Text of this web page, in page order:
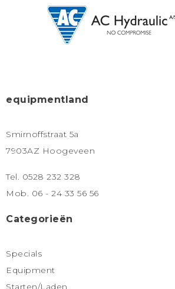
equipmentland
Smirnoffstraat 5a
7903AZ Hoogeveen
Tel. 0528 232 328
Mob. 06 - 24 33 56 56
Categorieën
Specials
Equipment
Starten/Laden